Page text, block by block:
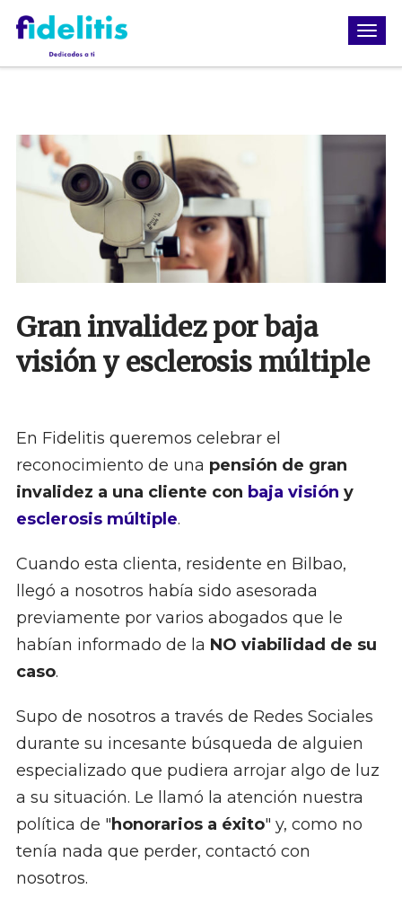
Gran invalidez por baja
visión y esclerosis múltiple
En Fidelitis queremos celebrar el
reconocimiento de una pensión de gran
invalidez a una cliente con baja visión y
esclerosis múltiple.
Cuando esta clienta, residente en Bilbao,
llegó a nosotros había sido asesorada
previamente por varios abogados que le
habían informado de la NO viabilidad de su
caso.
Supo de nosotros a través de Redes Sociales
durante su incesante búsqueda de alguien
especializado que pudiera arrojar algo de luz
a su situación. Le llamó la atención nuestra
política de "honorarios a éxito" y, como no
tenía nada que perder, contactó con
nosotros.